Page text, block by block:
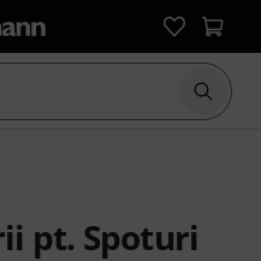
pt. Spoturi